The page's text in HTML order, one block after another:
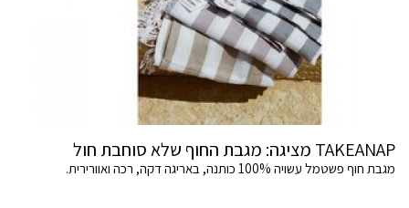
TAKEANAP מציגה: מגבת החוף שלא סוחבת חול
מגבת חוף פשטמל עשויה 100% כותנה, באריגה דקה, רכה ואוורירית.